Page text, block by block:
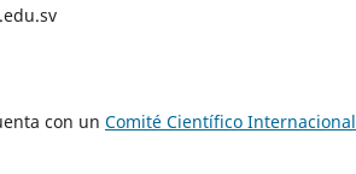
con un Comité Científico Internacional